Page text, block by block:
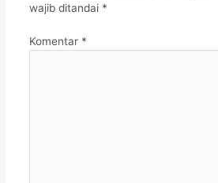
wajib ditandai *
Komentar *